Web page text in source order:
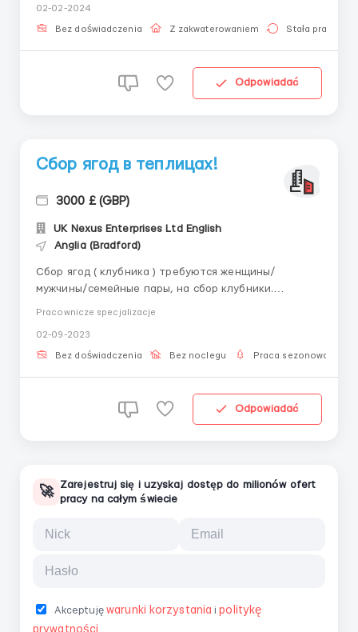
контракту Проживание рядом с работой
предоставляет и оплачивает работодатель. Если у
02-02-2024
Bez doświadczenia Z zakwaterowaniem Stała praca
Odpowiadać
Сбор ягод в теплицах!
3000 £ (GBP)
UK Nexus Enterprises Ltd English
Anglia (Bradford)
Сбор ягод ( клубника ) требуются женщины/
мужчины/семейные пары, на сбор клубники.
проводится с подвесных грядок, на высоте 1,4 м - 1,5
м (на уровни груди). Не надо нагибаться. Оплата 12-
Pracownicze specjalizacje
02-09-2023
Bez doświadczenia Bez noclegu Praca sezonowa
Odpowiadać
🚀
Zarejestruj się i uzyskaj dostęp do milionów ofert
pracy na całym świecie
Akceptujęwarunki korzystania i politykę